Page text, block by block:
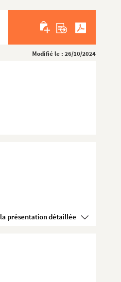
Modifié le : 26/10/2024
Voir la présentation détaillée